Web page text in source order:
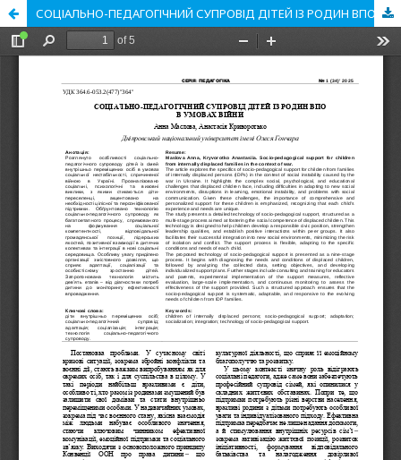
СОЦІАЛЬНО-ПЕДАГОГІЧНИЙ СУПРОВІД ДІТЕЙ ІЗ РОДИН ВПО В УМОВАХ ВІЙНИ